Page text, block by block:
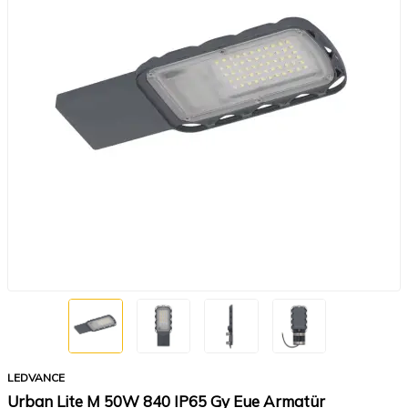
LEDVANCE
Urban Lite M 50W 840 IP65 Gy Eue Armatür